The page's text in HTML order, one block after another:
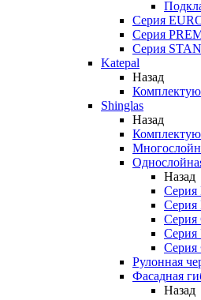
Серия
Серия
Серия
Katepal
Назад
Shinglas
Назад
Назад
Серия
Серия
Серия
Серия
Серия
Рулонная
Фасадная
Назад